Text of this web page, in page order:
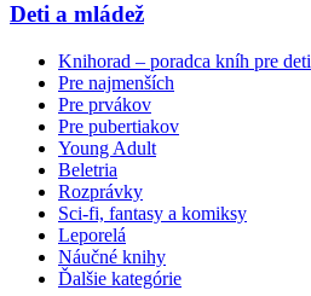
Deti a mládež
Knihorad – poradca kníh pre deti
Pre najmenších
Pre prvákov
Pre pubertiakov
Young Adult
Beletria
Rozprávky
Sci-fi, fantasy a komiksy
Leporelá
Náučné knihy
Ďalšie kategórie